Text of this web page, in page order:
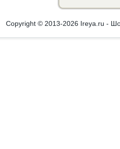
Copyright © 2013-2026 Ireya.ru -